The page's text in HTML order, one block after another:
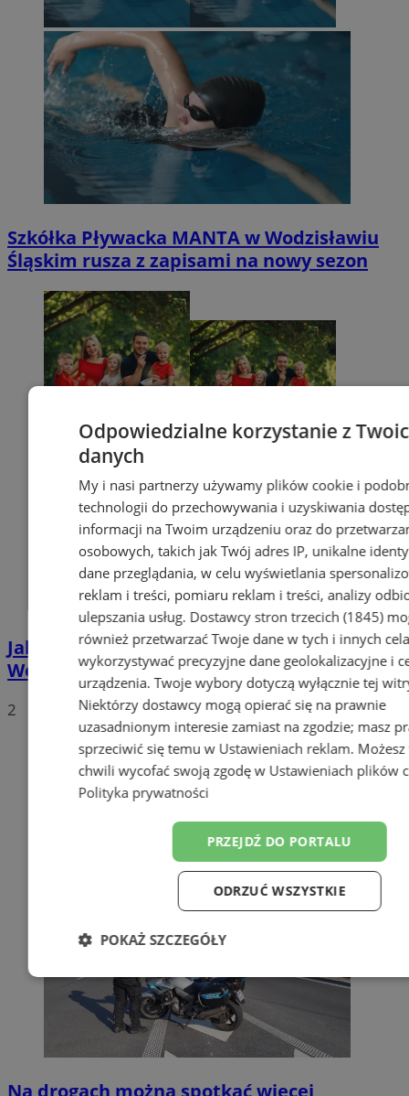
Szkółka Pływacka MANTA w Wodzisławiu
Śląskim rusza z zapisami na nowy sezon
Jak uzyskać Kartę Dużej Rodziny w
Wodzisławiu? Poznaj plusy jej posiadania
2
Na drogach można spotkać więcej
Odpowiedzialne korzystanie z
danych
My i nasi partnerzy używamy plików cookie i
technologii do przechowywania i uzyskiwania
informacji na Twoim urządzeniu oraz do
osobowych, takich jak Twój adres IP, unikalne
dane przeglądania, w celu wyświetlania
reklam i treści, pomiaru reklam i treści, analizy
ulepszania usług. Dostawcy stron trzecich (1845)
również przetwarzać Twoje dane w tych i innych
wykorzystywać precyzyjne dane geolokalizacyjne i
urządzenia. Twoje wybory dotyczą wyłącznie tej
Niektórzy dostawcy mogą opierać się na prawnie
uzasadnionym interesie zamiast na zgodzie; masz
sprzeciwić się temu w Ustawieniach reklam.
chwili wycofać swoją zgodę w Ustawieniach plików
Polityka prywatności
PRZEJDŹ DO PORTALU
ODRZUĆ WSZYSTKIE
POKAŻ SZCZEGÓŁY
Niezbędne Wydajność
Funkcjonalność